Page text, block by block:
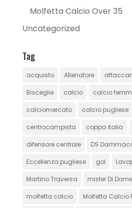
Molfetta Calcio Over 35
Uncategorized
Tag
acquisto Allenatore
Bisceglie calcio calcio
calciomercato calcio pugliese
centrocampista coppa italia
difensore centrale DS
Eccellenza pugliese gol
Martino Traversa mister Di
molfetta calcio Molfetta Calcio